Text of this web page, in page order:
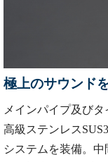
極上のサウンド
メインパイプ及び
高級ステンレス
システムを装備。